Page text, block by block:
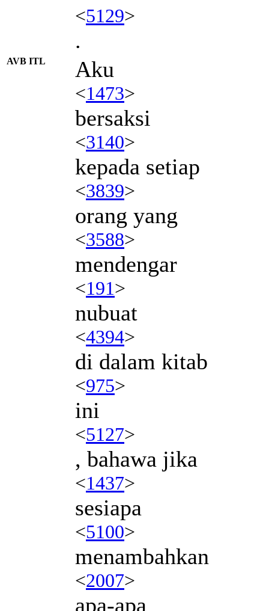
<5129>
.
AVB ITL Aku
<1473>
bersaksi
<3140>
kepada setiap
<3839>
orang yang
<3588>
mendengar
<191>
nubuat
<4394>
di dalam kitab
<975>
ini
<5127>
, bahawa jika
<1437>
sesiapa
<5100>
menambahkan
<2007>
apa-apa